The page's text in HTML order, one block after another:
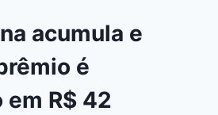
acumula e
é
R$ 42